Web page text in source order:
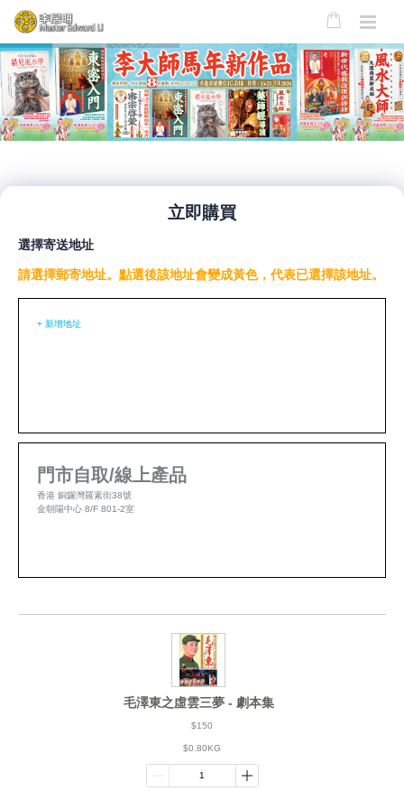
立即購買
選擇寄送地址
請選擇郵寄地址。點選後該地址會變成黃色，代表已選擇該地址。
+ 新增地址
門市自取/線上產品
香港 銅鑼灣羅素街38號
金朝陽中心 8/F 801-2室
毛澤東之虛雲三夢 - 劇本集
$150
$0.80KG